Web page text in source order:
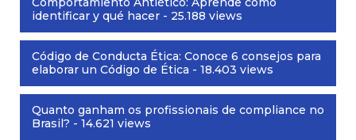
identificar y qué hacer - 25.188 views
Código de Conducta Ética: Conoce 6 consejos para
elaborar un Código de Ética - 18.403 views
Quanto ganham os profissionais de compliance no
Brasil? - 14.621 views